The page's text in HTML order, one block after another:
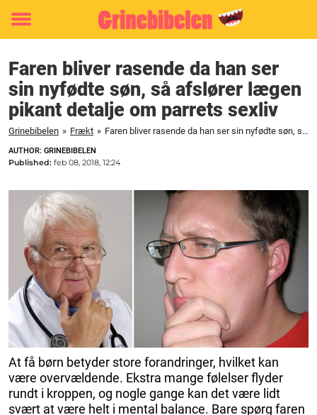
Toggle
Faren bliver rasende da han ser
sin nyfødte søn, så afslører lægen
pikant detalje om parrets sexliv
Grinebibelen » Frækt » Faren bliver rasende da han ser sin nyfødte søn, så afslører lægen pikant detalje om parrets sexliv
AUTHOR: GRINEBIBELEN
Published: feb 08, 2018, 12:24
At få børn betyder store forandringer, hvilket kan
være overvældende. Ekstra mange følelser flyder
rundt i kroppen, og nogle gange kan det være lidt
svært at være helt i mental balance. Bare spørg faren